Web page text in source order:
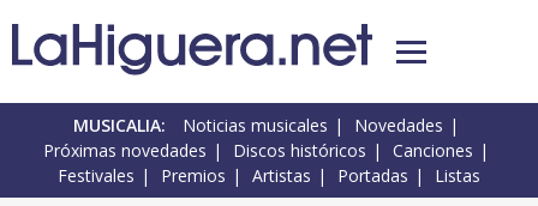
MUSICALIA: Noticias musicales
Novedades
Próximas novedades
Discos históricos
Canciones
Festivales
Premios Artistas Portadas Listas